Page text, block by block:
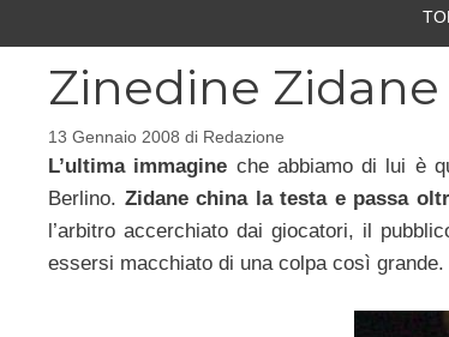
Zinedine
13 Gennaio 2008 di Redazione
L’ultima immagine che abbiamo di lui è
Berlino. Zidane china la testa e passa
l’arbitro accerchiato dai giocatori, il
essersi macchiato di una colpa così grande.